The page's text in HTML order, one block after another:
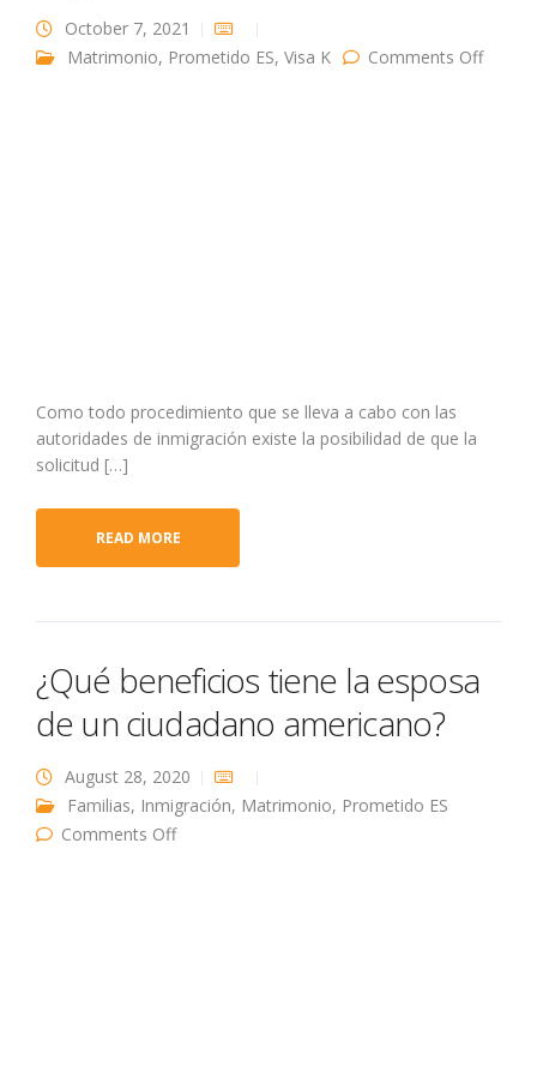
October 7, 2021
Matrimonio, Prometido ES, Visa K Comments Offon
Como todo procedimiento que se lleva a cabo con las
autoridades de inmigración existe la posibilidad de que la
solicitud […]
READ MORE
¿Qué beneficios tiene la esposa
de un ciudadano americano?
August 28, 2020
Familias, Inmigración, Matrimonio, Prometido ES
Comments Offon ¿Qué beneficios tiene la esposa de un